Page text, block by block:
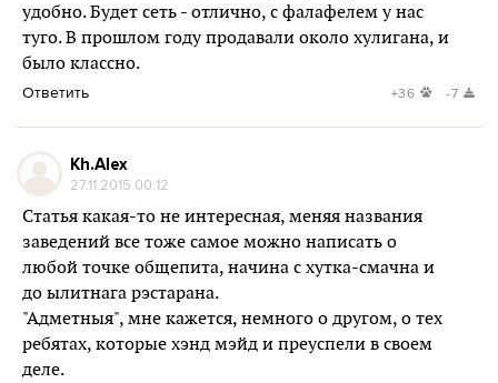
удобно. Будет сеть - отлично, с фалафелем у нас
туго. В прошлом году продавали около хулигана, и
было классно.
Ответить +36 -7
Kh.Alex
27.11.2015 00:12
Статья какая-то не интересная, меняя названия
заведений все тоже самое можно написать о
любой точке общепита, начина с хутка-смачна и
до ылитнага рэстарана.
"Адметныя", мне кажется, немного о другом, о тех
ребятах, которые хэнд мэйд и преуспели в своем
деле.